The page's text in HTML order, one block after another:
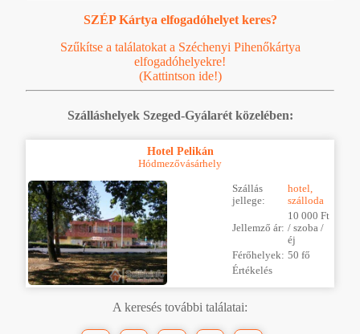
SZÉP Kártya elfogadóhelyet keres?
Szűkítse a találatokat a Széchenyi Pihenőkártya
elfogadóhelyekre!
(Kattintson ide!)
Szálláshelyek Szeged-Gyálarét közelében:
Hotel Pelikán
Hódmezővásárhely
Szállás
jellege:
hotel,
szálloda
Jellemző ár:
10 000 Ft
/ szoba /
éj
Férőhelyek: 50 fő
Értékelés
A keresés további találatai: